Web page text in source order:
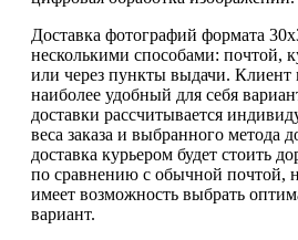
Доставка фотографий формата
несколькими способами: почтой,
или через пункты выдачи. Клиент
наиболее удобный для себя
доставки рассчитывается
веса заказа и выбранного метода
доставка курьером будет стоить
по сравнению с обычной почтой,
имеет возможность выбрать
вариант.